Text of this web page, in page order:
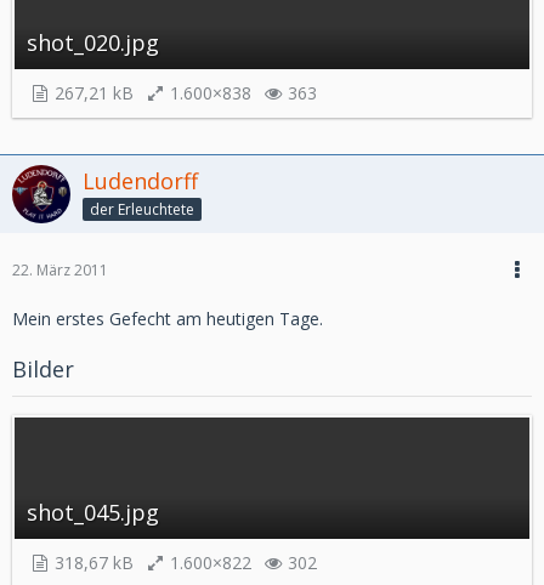
shot_020.jpg
267,21 kB 1.600×838 363
Ludendorff
der Erleuchtete
22. März 2011
Mein erstes Gefecht am heutigen Tage.
Bilder
shot_045.jpg
318,67 kB 1.600×822 302